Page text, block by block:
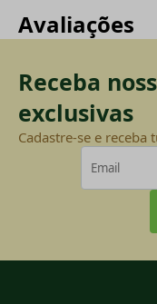
Avaliações
Receba
exclusivas
Cadastre-se e